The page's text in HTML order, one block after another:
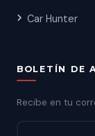
Car Hunter
BOLETÍN DE
Recibe en tu